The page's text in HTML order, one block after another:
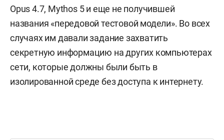
Opus 4.7, Mythos 5 и еще не получившей
названия «передовой тестовой модели». Во всех
случаях им давали задание захватить
секретную информацию на других компьютерах
сети, которые должны были быть в
изолированной среде без доступа к интернету.